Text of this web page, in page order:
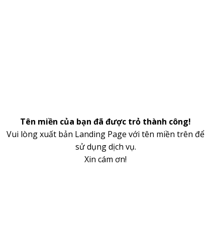
Tên miền của bạn đã được trỏ thành công!
Vui lòng xuất bản Landing Page với tên miền trên để
sử dụng dịch vụ.
Xin cám ơn!